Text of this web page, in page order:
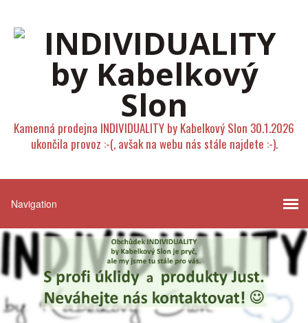
Kamenná prodejna INDIVIDUALITY by Kabelkový Slon 30.1.2026
ukončila provoz :-(, avšak na webu nás stále najdete :-).